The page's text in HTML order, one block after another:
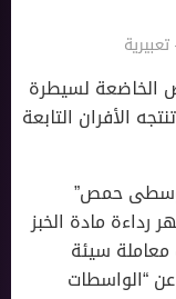
الخاضعة لسيطرة
الأفران التابعة
حمص”
رداءة مادة الخبز
سيئة
“الواسطات